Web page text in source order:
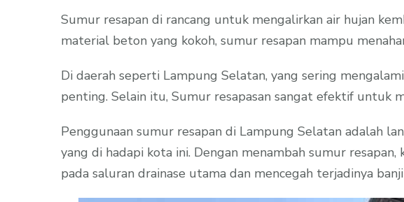
Sumur resapan di rancang untuk mengalirkan air hujan
material beton yang kokoh, sumur resapan mampu
Di daerah seperti Lampung Selatan, yang sering
penting. Selain itu, Sumur resapasan sangat efektif untuk
Penggunaan sumur resapan di Lampung Selatan adalah
yang di hadapi kota ini. Dengan menambah sumur
pada saluran drainase utama dan mencegah terjadinya